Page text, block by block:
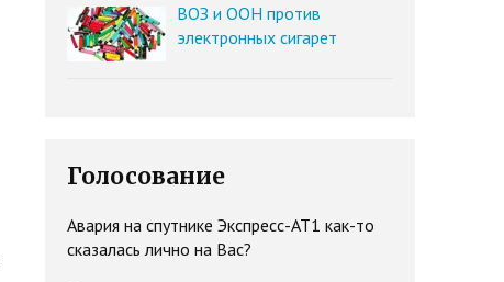
ВОЗ и ООН против
электронных сигарет
Голосование
Авария на спутнике Экспресс-АТ1 как-то
сказалась лично на Вас?